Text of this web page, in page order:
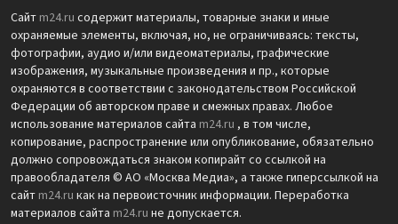
Сайт m24.ru содержит материалы, товарные знаки и иные
охраняемые элементы, включая, но, не ограничиваясь: тексты,
фотографии, аудио и/или видеоматериалы, графические
изображения, музыкальные произведения и пр., которые
охраняются в соответствии с законодательством Российской
Федерации об авторском праве и смежных правах. Любое
использование материалов сайта m24.ru , в том числе,
копирование, распространение или опубликование, обязательно
должно сопровождаться знаком копирайт со ссылкой на
правообладателя © АО «Москва Медиа», а также гиперссылкой на
сайт m24.ru как на первоисточник информации. Переработка
материалов сайта m24.ru не допускается.